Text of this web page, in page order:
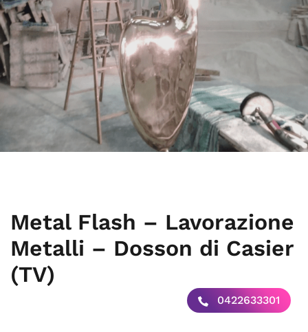
Metal Flash – Lavorazione
Metalli – Dosson di Casier
(TV)
0422633301